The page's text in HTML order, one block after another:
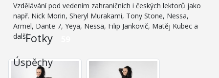
Vzdělávání pod vedením zahraničních i českých lektorů jako
např. Nick Morin, Sheryl Murakami, Tony Stone, Nessa,
Armel, Dante 7, Yeya, Nessa, Filip Jankovič, Matěj Kubec a
další.
Úspěchy
Fotky